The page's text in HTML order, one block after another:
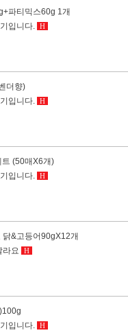
파티믹스60g 1개
입니다. H
더향)
입니다. H
트 (50매X6개)
입니다. H
닭&고등어90gX12개
라요
H
입니다. H